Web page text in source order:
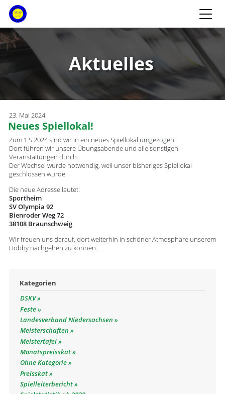
Aktuelles
23. Mai 2024
Neues Spiellokal!
Zum 1.5.2024 sind wir in ein neues Spiellokal umgezogen.
Dort führen wir unsere Übungsabende und alle sonstigen
Veranstaltungen durch.
Der Wechsel wurde notwendig, weil unser bisheriges Spiellokal
geschlossen wurde.
Die neue Adresse lautet:
Sportheim
SV Olympia 92
Bienroder Weg 72
38108 Braunschweig
Wir freuen uns darauf, dort weiterhin in schöner Atmosphäre unserem
Hobby nachgehen zu können.
Kategorien
DSKV
Feste
Landesverband Niedersachsen
Meisterschaften
Meistertafel
Monatspreisskat
Ohne Kategorie
Preisskat
Spielleiterbericht